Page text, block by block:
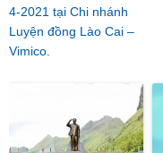
4-2021 tại Chi nhánh
Luyện đồng Lào Cai –
Vimico.